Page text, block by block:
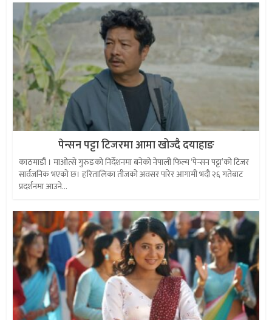
पेन्सन पट्टा टिजरमा आमा खोज्दै दयाहाङ
काठमाडौं । माओत्से गुरुङको निर्देशनमा बनेको नेपाली फिल्म ‘पेन्सन पट्टा’को टिजर
सार्वजनिक भएको छ। हरितालिका तीजको अवसर पारेर आगामी भदौ २६ गतेबाट
प्रदर्शनमा आउने...